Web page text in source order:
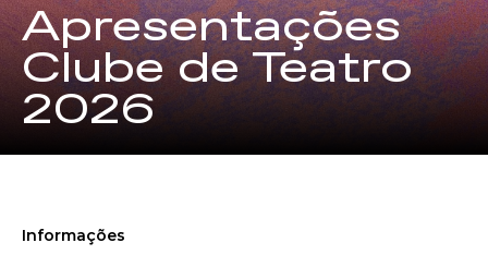
Apresentações
Clube de Teatro
2026
Informações